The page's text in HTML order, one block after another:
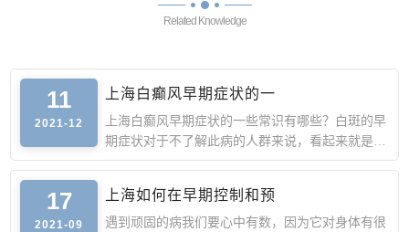
Related Knowledge
11
2021-12
上海白癫风早期症状的一
上海白癫风早期症状的一些常识有哪些？白斑的早
期症状对于不了解此病的人群来说，看起来就是皮
肤的异常症状，
17
2021-09
上海如何在早期控制和预
遇到顽固的病我们要心中有数，因为它对身体有很